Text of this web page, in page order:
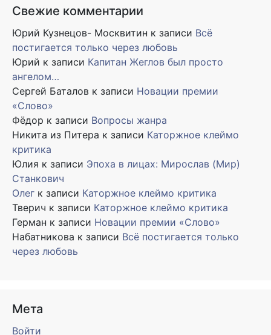
Свежие комментарии
Юрий Кузнецов- Москвитин к записи Всё
постигается только через любовь
Юрий к записи Капитан Жеглов был просто
ангелом…
Сергей Баталов к записи Новации премии
«Слово»
Фёдор к записи Вопросы жанра
Никита из Питера к записи Каторжное клеймо
критика
Юлия к записи Эпоха в лицах: Мирослав (Мир)
Станкович
Олег к записи Каторжное клеймо критика
Тверич к записи Каторжное клеймо критика
Герман к записи Новации премии «Слово»
Набатникова к записи Всё постигается только
через любовь
Мета
Войти